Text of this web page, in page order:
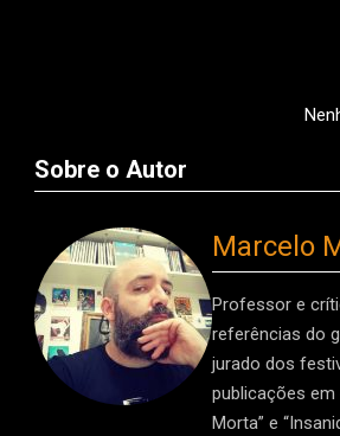
Sobre o Autor
Marcelo
Professor e
referências do
jurado dos
publicações em
Morta” e